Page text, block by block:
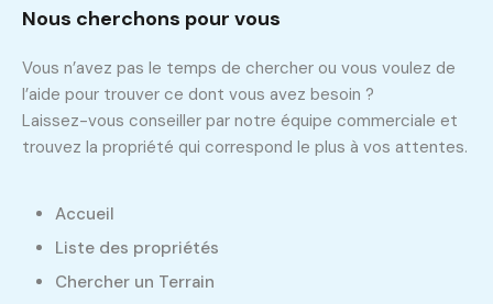
Nous cherchons pour vous
Vous n’avez pas le temps de chercher ou vous voulez de
l’aide pour trouver ce dont vous avez besoin ?
Laissez-vous conseiller par notre équipe commerciale et
trouvez la propriété qui correspond le plus à vos attentes.
Accueil
Liste des propriétés
Chercher un Terrain